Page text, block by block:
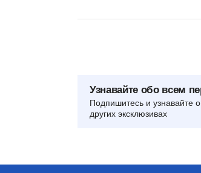
Узнавайте обо всем
Подпишитесь и узнавайте
других эксклюзивах